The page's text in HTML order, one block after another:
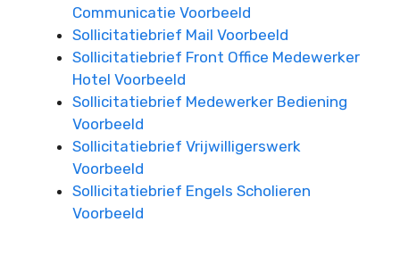
Communicatie Voorbeeld
Sollicitatiebrief Mail Voorbeeld
Sollicitatiebrief Front Office Medewerker
Hotel Voorbeeld
Sollicitatiebrief Medewerker Bediening
Voorbeeld
Sollicitatiebrief Vrijwilligerswerk
Voorbeeld
Sollicitatiebrief Engels Scholieren
Voorbeeld